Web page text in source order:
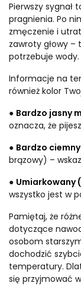
Pierwszy sygnał
pragnienia. Po
zmęczenie i
zawroty głowy –
potrzebuje wody.
Informacje na
również kolor
● Bardzo jasny
oznacza, że
● Bardzo
brązowy) –
● Umiarkowany
wszystko jest w
Pamiętaj, że
dotyczące
osobom
dochodzić
temperatury.
się przyjmować